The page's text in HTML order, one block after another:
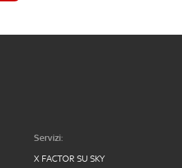
Servizi:
X FACTOR SU SKY